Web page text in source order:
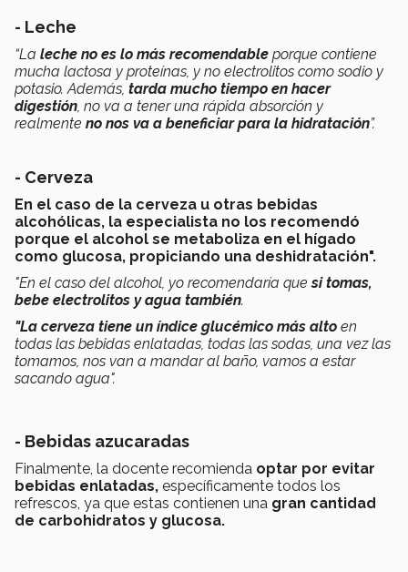
- Leche
“La leche no es lo más recomendable porque contiene
mucha lactosa y proteínas, y no electrolitos como sodio y
potasio. Además, tarda mucho tiempo en hacer
digestión , no va a tener una rápida absorción y
realmente no nos va a beneficiar para la hidratación”.
- Cerveza
En el caso de la cerveza u otras bebidas
alcohólicas, la especialista no los recomendó
porque el alcohol se metaboliza en el hígado
como glucosa, propiciando una deshidratación".
"En el caso del alcohol, yo recomendaría quesi tomas,
bebe electrolitos y agua también.
"La cerveza tiene un índice glucémico más alto en
todas las bebidas enlatadas, todas las sodas, una vez las
tomamos, nos van a mandar al baño, vamos a estar
sacando agua".
- Bebidas azucaradas
Finalmente, la docente recomienda optar por evitar
bebidas enlatadas, específicamente todos los
refrescos, ya que estas contienen una gran cantidad
de carbohidratos y glucosa.